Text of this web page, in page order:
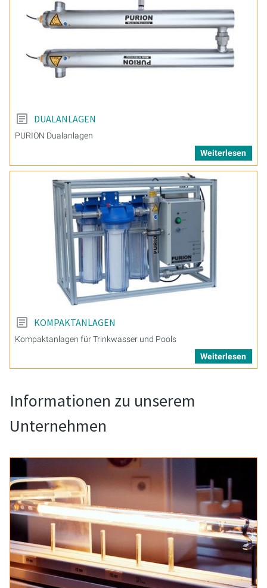
DUALANLAGEN
PURION Dualanlagen
Weiterlesen
KOMPAKTANLAGEN
Kompaktanlagen für Trinkwasser und Pools
Weiterlesen
Informationen zu unserem
Unternehmen